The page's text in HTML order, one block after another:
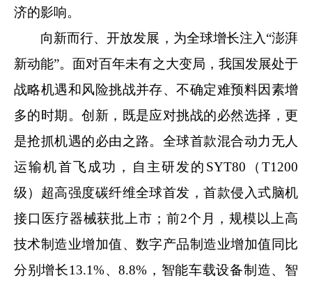
济的影响。
向新而行、开放发展，为全球增长注入“澎湃
新动能”。面对百年未有之大变局，我国发展处于
战略机遇和风险挑战并存、不确定难预料因素增
多的时期。创新，既是应对挑战的必然选择，更
是抢抓机遇的必由之路。全球首款混合动力无人
运输机首飞成功，自主研发的SYT80（T1200
级）超高强度碳纤维全球首发，首款侵入式脑机
接口医疗器械获批上市；前2个月，规模以上高
技术制造业增加值、数字产品制造业增加值同比
分别增长13.1%、8.8%，智能车载设备制造、智